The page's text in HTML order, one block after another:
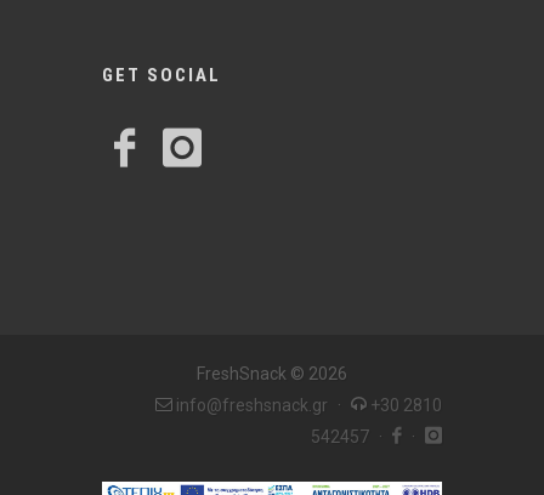
GET SOCIAL
FreshSnack © 2026
info@freshsnack.gr
·
+30 2810
542457 · ·